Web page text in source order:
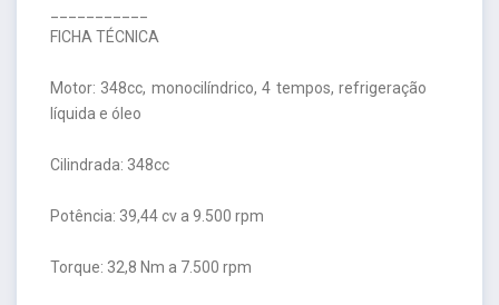
FICHA TÉCNICA
Motor: 348cc, monocilíndrico, 4 tempos, refrigeração
líquida e óleo
Cilindrada: 348cc
Potência: 39,44 cv a 9.500 rpm
Torque: 32,8 Nm a 7.500 rpm